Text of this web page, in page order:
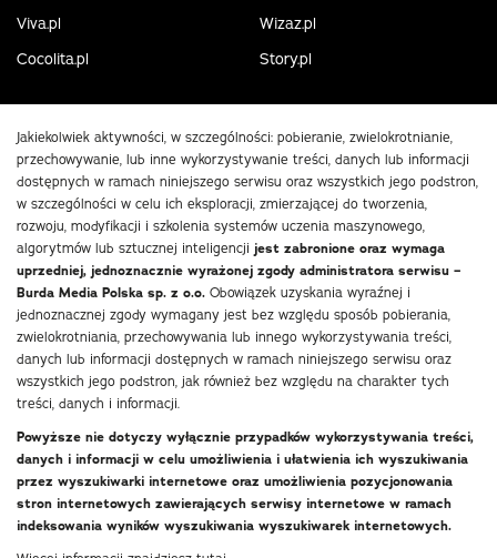
Viva.pl
Wizaz.pl
Cocolita.pl
Story.pl
Jakiekolwiek aktywności, w szczególności: pobieranie, zwielokrotnianie,
przechowywanie, lub inne wykorzystywanie treści, danych lub informacji
dostępnych w ramach niniejszego serwisu oraz wszystkich jego podstron,
w szczególności w celu ich eksploracji, zmierzającej do tworzenia,
rozwoju, modyfikacji i szkolenia systemów uczenia maszynowego,
algorytmów lub sztucznej inteligencji jest zabronione oraz wymaga
uprzedniej, jednoznacznie wyrażonej zgody administratora serwisu –
Burda Media Polska sp. z o.o. Obowiązek uzyskania wyraźnej i
jednoznacznej zgody wymagany jest bez względu sposób pobierania,
zwielokrotniania, przechowywania lub innego wykorzystywania treści,
danych lub informacji dostępnych w ramach niniejszego serwisu oraz
wszystkich jego podstron, jak również bez względu na charakter tych
treści, danych i informacji.
Powyższe nie dotyczy wyłącznie przypadków wykorzystywania treści,
danych i informacji w celu umożliwienia i ułatwienia ich wyszukiwania
przez wyszukiwarki internetowe oraz umożliwienia pozycjonowania
stron internetowych zawierających serwisy internetowe w ramach
indeksowania wyników wyszukiwania wyszukiwarek internetowych.